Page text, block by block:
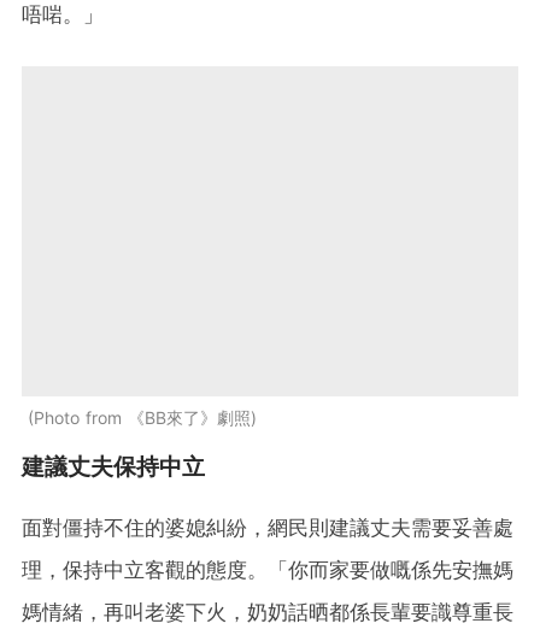
唔啱。」
Photo from 《BB來了》劇照
建議丈夫保持中立
面對僵持不住的婆媳糾紛，網民則建議丈夫需要妥善處
理，保持中立客觀的態度。「你而家要做嘅係先安撫媽
媽情緒，再叫老婆下火，奶奶話晒都係長輩要識尊重長